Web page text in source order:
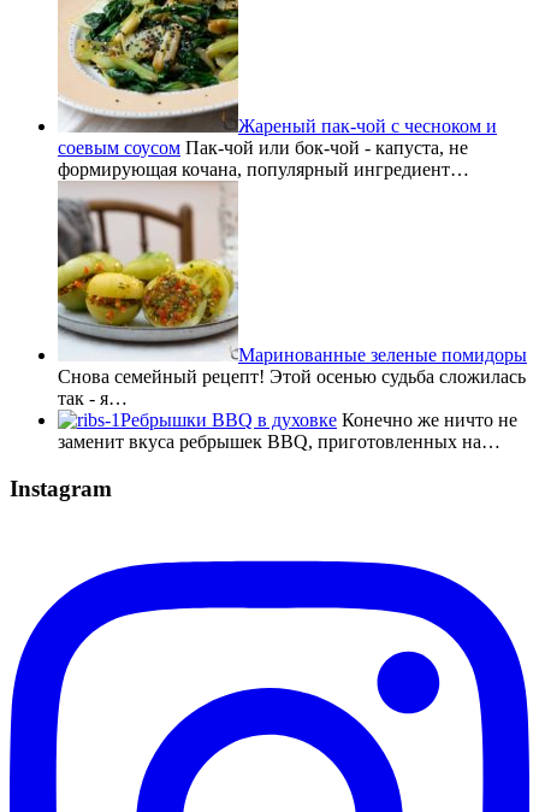
Жареный пак-чой с чесноком и
соевым соусом Пак-чой или бок-чой - капуста, не
формирующая кочана, популярный ингредиент…
Маринованные зеленые помидоры
Снова семейный рецепт! Этой осенью судьба сложилась
так - я…
Ребрышки BBQ в духовке Конечно же ничто не
заменит вкуса ребрышек BBQ, приготовленных на…
Instagram